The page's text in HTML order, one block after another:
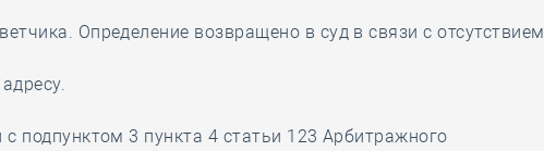
Определение возвращено в суд в связи с отсутствием
с подпунктом 3 пункта 4 статьи 123 Арбитражного